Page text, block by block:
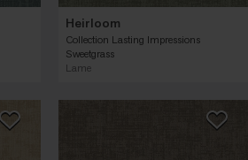
Heirloom
Collection Lasting Impressions
Sweetgrass
Lame